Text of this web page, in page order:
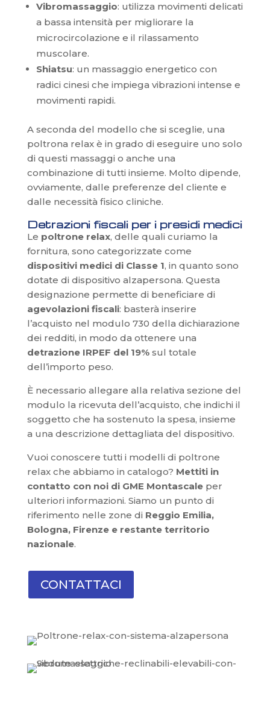
Vibromassaggio: utilizza movimenti delicati
a bassa intensità per migliorare la
microcircolazione e il rilassamento
muscolare.
Shiatsu: un massaggio energetico con
radici cinesi che impiega vibrazioni intense e
movimenti rapidi.
A seconda del modello che si sceglie, una
poltrona relax è in grado di eseguire uno solo
di questi massaggi o anche una
combinazione di tutti insieme. Molto dipende,
ovviamente, dalle preferenze del cliente e
dalle necessità fisico cliniche.
Detrazioni fiscali per i presidi medici
Le poltrone relax, delle quali curiamo la
fornitura, sono categorizzate come
dispositivi medici di Classe 1, in quanto sono
dotate di dispositivo alzapersona. Questa
designazione permette di beneficiare di
agevolazioni fiscali: basterà inserire
l’acquisto nel modulo 730 della dichiarazione
dei redditi, in modo da ottenere una
detrazione IRPEF del 19%sul totale
dell’importo peso.
È necessario allegare alla relativa sezione del
modulo la ricevuta dell’acquisto, che indichi il
soggetto che ha sostenuto la spesa, insieme
a una descrizione dettagliata del dispositivo.
Vuoi conoscere tutti i modelli di poltrone
relax che abbiamo in catalogo? Mettiti in
contatto con noi di GME Montascale per
ulteriori informazioni. Siamo un punto di
riferimento nelle zone di Reggio Emilia,
Bologna, Firenze e restante territorio
nazionale.
CONTATTACI